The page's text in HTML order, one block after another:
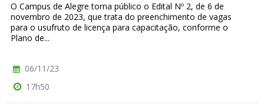
O Campus de Alegre torna público o Edital Nº 2, de 6 de
novembro de 2023, que trata do preenchimento de vagas
para o usufruto de licença para capacitação, conforme o
Plano de...
06/11/23
17h50